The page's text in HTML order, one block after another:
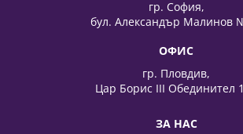
гр. София,
бул. Александър Малинов
ОФИС
гр. Пловдив,
Цар Борис III Обединител
ЗА НАС